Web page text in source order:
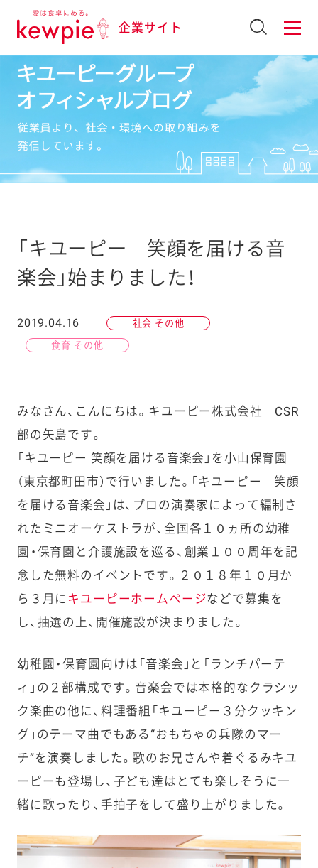
企業サイト
「キユーピー 笑顔を届ける音
楽会」始まりました！
2019.04.16 社会 その他
食育 その他
みなさん、こんにちは。キユーピー株式会社 CSR
部の矢島です。
「キユーピー 笑顔を届ける音楽会」を小山保育園
（東京都町田市）で行いました。「キユーピー 笑顔
を届ける音楽会」は、プロの演奏家によって編制さ
れたミニオーケストラが、全国各１０ヵ所の幼稚
園・保育園と介護施設を巡る、創業１００周年を記
念した無料のイベントです。２０１８年１０月か
ら３月に キユーピーホームページなどで募集を
し、抽選の上、開催施設が決まりました。
幼稚園・保育園向けは「音楽会」と「ランチパーテ
ィ」の２部構成です。音楽会では本格的なクラシッ
ク楽曲の他に、料理番組「キユーピー３分クッキン
グ」のテーマ曲でもある“おもちゃの兵隊のマー
チ”を演奏しました。歌のお兄さんや着ぐるみキユ
ーピーも登場し、子ども達はとても楽しそうに一
緒に歌ったり、手拍子をして盛り上がりました。